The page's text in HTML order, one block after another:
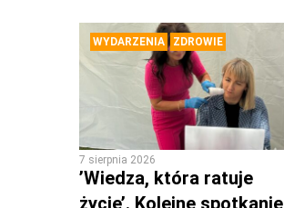
WYDARZENIA ZDROWIE
7 sierpnia 2026
’Wiedza, która ratuje